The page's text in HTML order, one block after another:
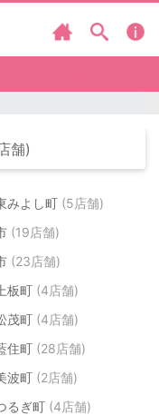
舗)
みよし町 (5店舗)
(19店舗)
(23店舗)
板町 (4店舗)
茂町 (4店舗)
住町 (28店舗)
波町 (2店舗)
るぎ町 (4店舗)